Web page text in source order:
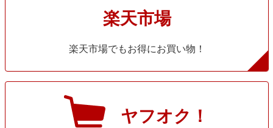
楽天市場
楽天市場でもお得にお買い物！
ヤフオク！